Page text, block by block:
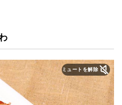
ミュートを解除